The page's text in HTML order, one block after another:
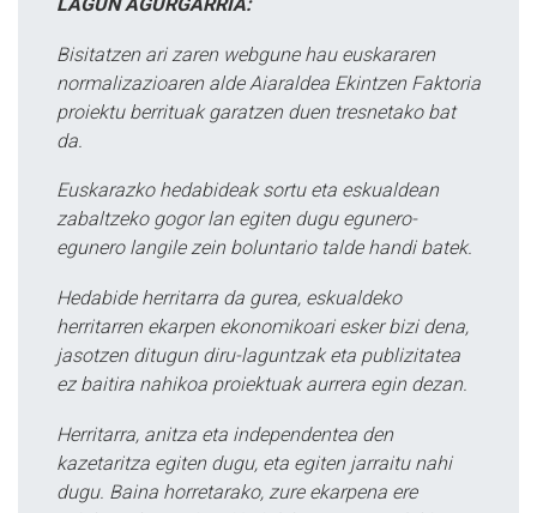
Bisitatzen ari zaren webgune hau euskararen
normalizazioaren alde Aiaraldea Ekintzen Faktoria
proiektu berrituak garatzen duen tresnetako bat
da.
Euskarazko hedabideak sortu eta eskualdean
zabaltzeko gogor lan egiten dugu egunero-
egunero langile zein boluntario talde handi batek.
Hedabide herritarra da gurea, eskualdeko
herritarren ekarpen ekonomikoari esker bizi dena,
jasotzen ditugun diru-laguntzak eta publizitatea
ez baitira nahikoa proiektuak aurrera egin dezan.
Herritarra, anitza eta independentea den
kazetaritza egiten dugu, eta egiten jarraitu nahi
dugu. Baina horretarako, zure ekarpena ere